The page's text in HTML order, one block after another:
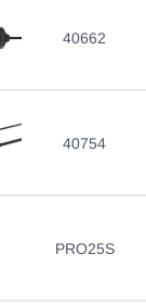
40662
40754
PRO25S